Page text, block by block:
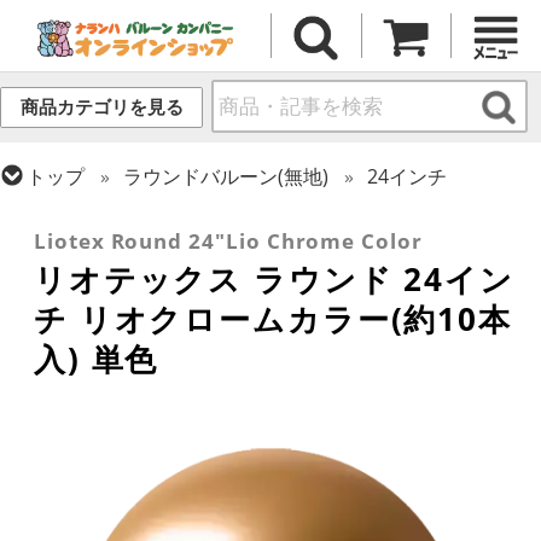
商品カテゴリを見る
トップ ラウンドバルーン(無地)
24インチ
Liotex Round 24"Lio Chrome Color
リオテックス ラウンド 24イン
チ リオクロームカラー(約10本
入) 単色